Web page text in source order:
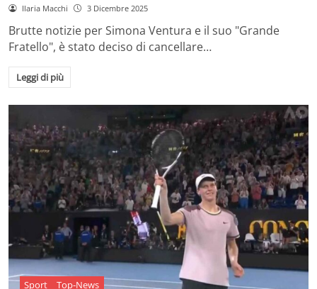
Ilaria Macchi 3 Dicembre 2025
Brutte notizie per Simona Ventura e il suo "Grande
Fratello", è stato deciso di cancellare…
Leggi di più
Sport Top-News